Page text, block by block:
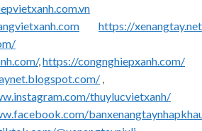
https://xenangtay.net
,https://congnghiepxanh.com/
,
thuylucvietxanh/